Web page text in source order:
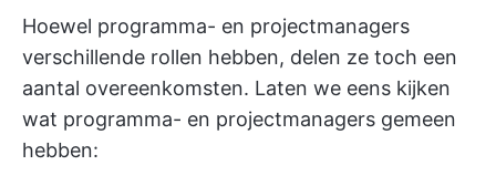
Hoewel programma- en projectmanagers
verschillende rollen hebben, delen ze toch een
aantal overeenkomsten. Laten we eens kijken
wat programma- en projectmanagers gemeen
hebben: